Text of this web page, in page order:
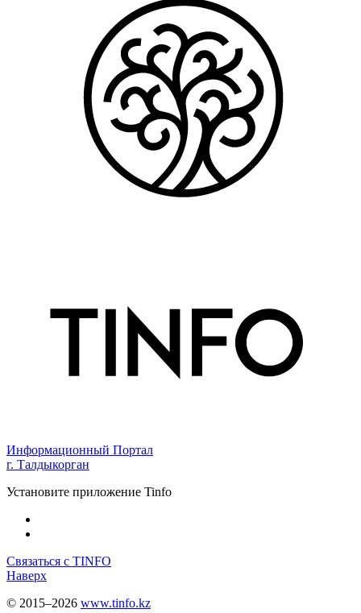
Информационный Портал
г. Талдыкорган
Установите приложение Tinfo
Связаться с TINFO
Наверх
© 2015–2026 www.tinfo.kz